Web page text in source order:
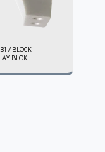
/ BLOCK
AY BLOK